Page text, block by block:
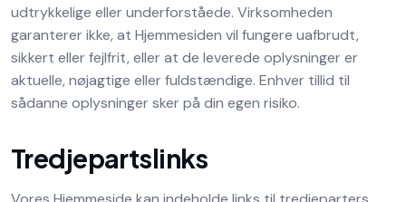
udtrykkelige eller underforståede. Virksomheden
garanterer ikke, at Hjemmesiden vil fungere uafbrudt,
sikkert eller fejlfrit, eller at de leverede oplysninger er
aktuelle, nøjagtige eller fuldstændige. Enhver tillid til
sådanne oplysninger sker på din egen risiko.
Tredjepartslinks